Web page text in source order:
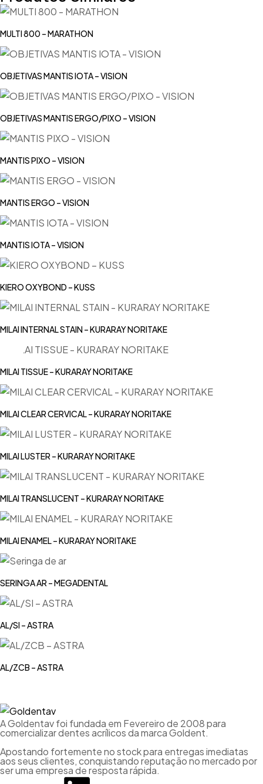
MULTI 800 – MARATHON
OBJETIVAS MANTIS IOTA – VISION
OBJETIVAS MANTIS ERGO/PIXO – VISION
MANTIS PIXO – VISION
MANTIS ERGO – VISION
MANTIS IOTA – VISION
KIERO OXYBOND – KUSS
MILAI INTERNAL STAIN – KURARAY NORITAKE
MILAI TISSUE – KURARAY NORITAKE
MILAI CLEAR CERVICAL – KURARAY NORITAKE
MILAI LUSTER – KURARAY NORITAKE
MILAI TRANSLUCENT – KURARAY NORITAKE
MILAI ENAMEL – KURARAY NORITAKE
SERINGA AR – MEGADENTAL
AL/SI – ASTRA
AL/ZCB – ASTRA
A Goldentav foi fundada em Fevereiro de 2008 para
comercializar dentes acrílicos da marca Goldent.
Apostando fortemente no stock para entregas imediatas
aos seus clientes, conquistando reputação no mercado por
ser uma empresa de resposta rápida.